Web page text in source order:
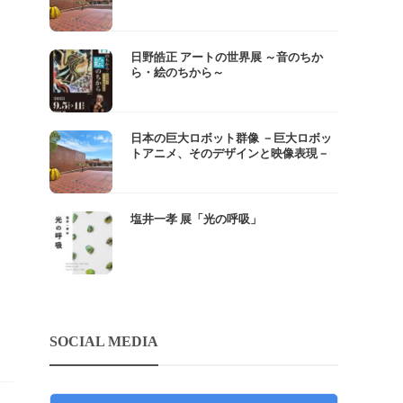
日野皓正 アートの世界展 ～音のちか
ら・絵のちから～
日本の巨大ロボット群像 －巨大ロボッ
トアニメ、そのデザインと映像表現－
塩井一孝 展「光の呼吸」
SOCIAL MEDIA